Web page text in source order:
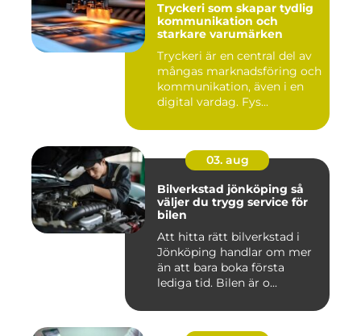
Tryckeri som skapar tydlig
kommunikation och
starkare varumärken
Tryckeri är en central del av
mångas marknadsföring och
kommunikation, även i en
digital vardag. Fys...
03. aug
Bilverkstad jönköping så
väljer du trygg service för
bilen
Att hitta rätt bilverkstad i
Jönköping handlar om mer
än att bara boka första
lediga tid. Bilen är o...